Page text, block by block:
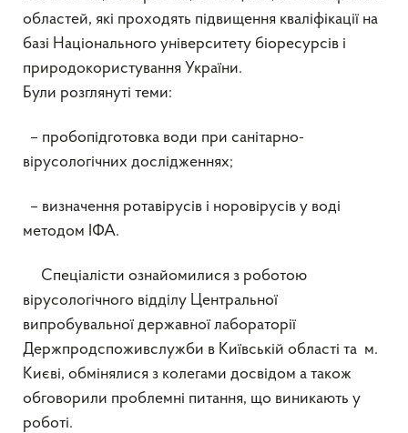
областей, які проходять підвищення кваліфікації на
базі Національного університету біоресурсів і
природокористування України.
Були розглянуті теми:
– пробопідготовка води при санітарно-
вірусологічних дослідженнях;
– визначення ротавірусів і норовірусів у воді
методом ІФА.
Спеціалісти ознайомилися з роботою
вірусологічного відділу Центральної
випробувальної державної лабораторії
Держпродспоживслужби в Київській області та м.
Києві, обмінялися з колегами досвідом а також
обговорили проблемні питання, що виникають у
роботі.